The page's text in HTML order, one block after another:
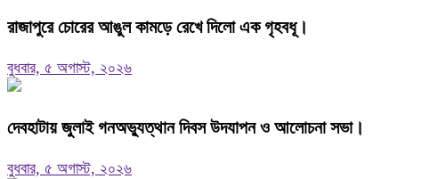
রাজাপুরে চোরের আঙুল কামড়ে রেখে দিলো এক গৃহবধূ।
বুধবার, ৫ অগাস্ট, ২০২৬
দেবহাটায় জুলাই গনঅভ্যুত্থান দিবস উদযাপন ও আলোচনা সভা।
বুধবার, ৫ অগাস্ট, ২০২৬